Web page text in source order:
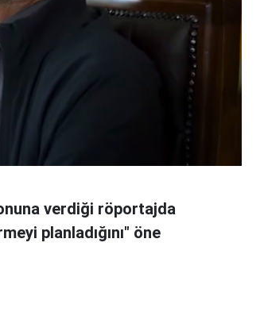
verdiği röportajda
planladığını" öne